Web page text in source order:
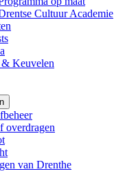
Cultuur Academie
Keuvelen
overdragen
van Drenthe